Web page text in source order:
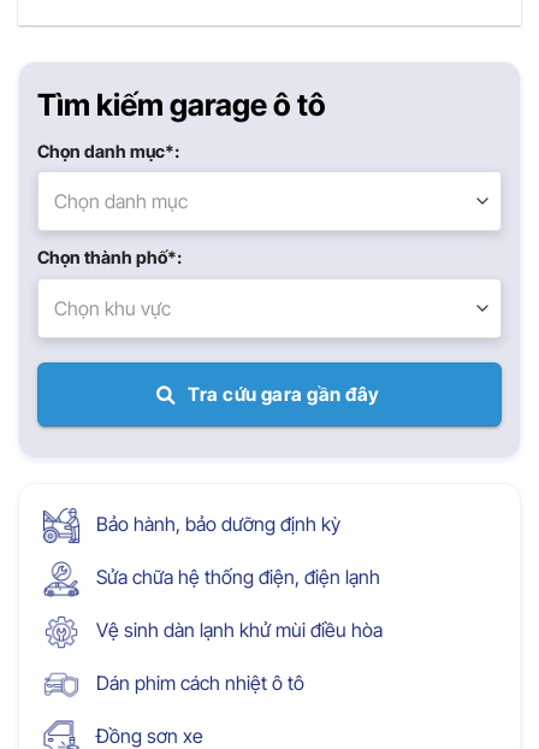
Tìm kiếm garage ô tô
Chọn danh mục*:
Chọn danh mục
Chọn thành phố*:
Chọn khu vực
Tra cứu gara gần đây
Bảo hành, bảo dưỡng định kỳ
Sửa chữa hệ thống điện, điện lạnh
Vệ sinh dàn lạnh khử mùi điều hòa
Dán phim cách nhiệt ô tô
Đồng sơn xe